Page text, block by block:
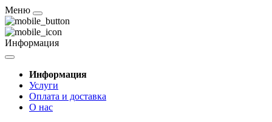
Меню
Информация
Информация
Услуги
Оплата и доставка
О нас